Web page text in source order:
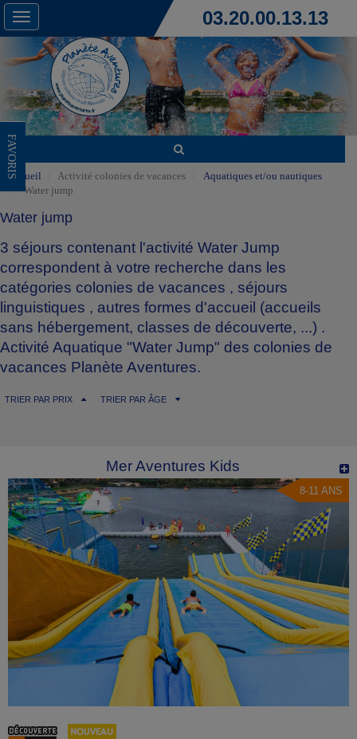
Toggle
navigation
03.20.00.13.13
FAVORIS
Accueil Activité colonies de vacances
Aquatiques et/ou nautiques
Water jump
Water jump
3 séjours contenant l'activité Water Jump
correspondent à votre recherche dans les
catégories colonies de vacances , séjours
linguistiques , autres formes d'accueil (accueils
sans hébergement, classes de découverte, ...) .
Activité Aquatique "Water Jump" des colonies de
vacances Planète Aventures.
TRIER PAR PRIX TRIER PAR ÂGE
Mer Aventures Kids
8-11 ANS